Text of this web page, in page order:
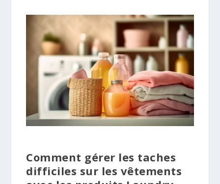
Comment gérer les taches
difficiles sur les vêtements